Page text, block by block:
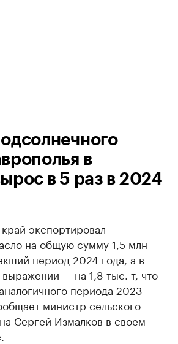
в
в 5 раз в 2024
экспортировал
на общую сумму 1,5 млн
период 2024 года, а в
— на 1,8 тыс. т, что
периода 2023
министр сельского
Сергей Измалков в своем